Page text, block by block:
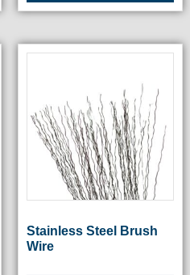
Stainless Steel Brush
Wire